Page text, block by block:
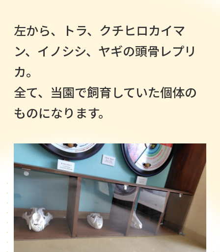
左から、トラ、クチヒロカイマ
ン、イノシシ、ヤギの頭骨レプリ
カ。
全て、当園で飼育していた個体の
ものになります。